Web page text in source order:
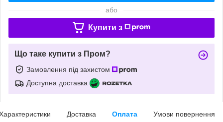
або
Купити з
Що таке купити з Пром?
Замовлення під захистом
Доступна доставка
Доставка Оплата Умови повернення